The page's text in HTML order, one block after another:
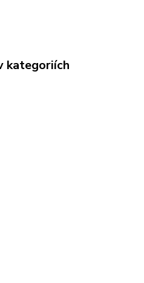
kategoriích